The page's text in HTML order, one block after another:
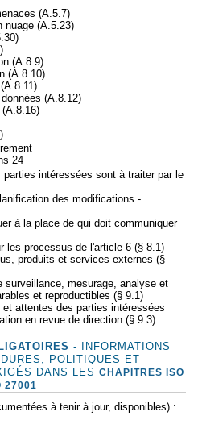
(A.5.7)
nuage (A.5.23)
(A.8.9)
(A.8.10)
(A.8.12)
24
intéressées sont à traiter par le
des modifications -
à la place de qui doit communiquer
les processus de l'article 6 (§ 8.1)
produits et services externes (§
surveillance, mesurage, analyse et
et reproductibles (§ 9.1)
attentes des parties intéressées
en revue de direction (§ 9.3)
- INFORMATIONS
POLITIQUES ET
DANS LES CHAPITRES ISO
27001
à tenir à jour, disponibles) :